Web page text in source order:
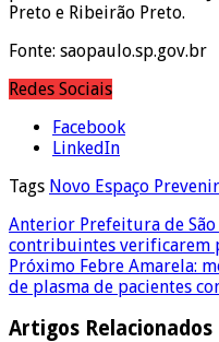
Preto e Ribeirão Preto.
Fonte: saopaulo.sp.gov.br
Redes Sociais
Facebook
LinkedIn
Tags Novo Espaço Prevenir
Anterior Prefeitura de
contribuintes verificarem
Próximo Febre Amarela:
de plasma de pacientes
Artigos Relacionados